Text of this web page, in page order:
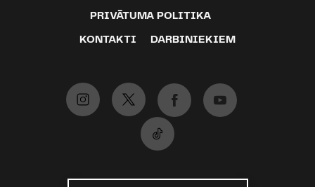
PRIVĀTUMA POLITIKA
KONTAKTI DARBINIEKIEM